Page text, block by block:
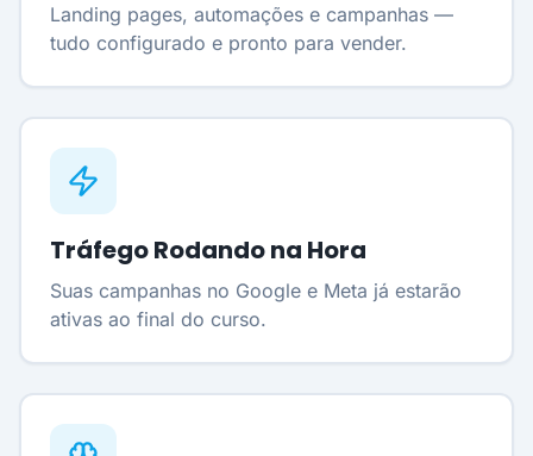
Landing pages, automações e campanhas —
tudo configurado e pronto para vender.
Tráfego Rodando na Hora
Suas campanhas no Google e Meta já estarão
ativas ao final do curso.